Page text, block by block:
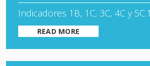
Indicadores 1B, 1C, 3C, 4C y 5C.1
READ MORE